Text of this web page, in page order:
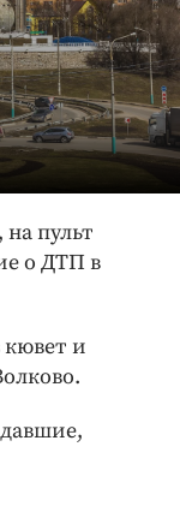
на пульт
о ДТП в
кювет и